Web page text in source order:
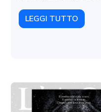
LEGGI TUTTO